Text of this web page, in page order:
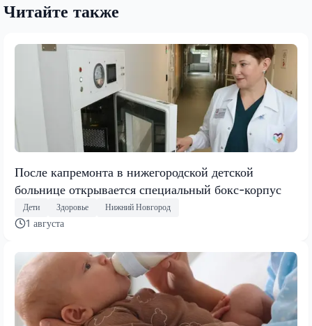
Читайте также
После капремонта в нижегородской детской
больнице открывается специальный бокс-корпус
Дети Здоровье Нижний Новгород
1 августа